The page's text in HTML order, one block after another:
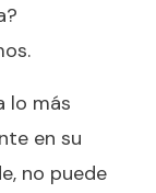
lo más
en su
no puede